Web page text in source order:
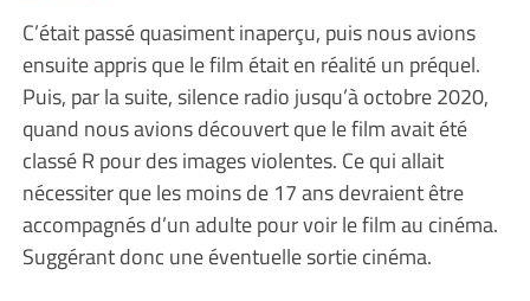
C’était passé quasiment inaperçu, puis nous avions
ensuite appris que le film était en réalité un préquel.
Puis, par la suite, silence radio jusqu’à octobre 2020,
quand nous avions découvert que le film avait été
classé R pour des images violentes. Ce qui allait
nécessiter que les moins de 17 ans devraient être
accompagnés d’un adulte pour voir le film au cinéma.
Suggérant donc une éventuelle sortie cinéma.